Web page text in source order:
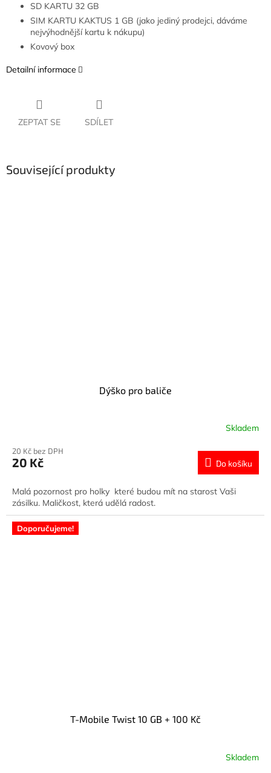
SD KARTU 32 GB
SIM KARTU KAKTUS 1 GB (jako jediný prodejci, dáváme
nejvýhodnější kartu k nákupu)
Kovový box
Detailní informace
ZEPTAT SE SDÍLET
Související produkty
Dýško pro baliče
Skladem
20 Kč bez DPH
20 Kč Do košíku
Malá pozornost pro holky které budou mít na starost Vaši
zásilku. Maličkost, která udělá radost.
Doporučujeme!
T-Mobile Twist 10 GB + 100 Kč
Skladem